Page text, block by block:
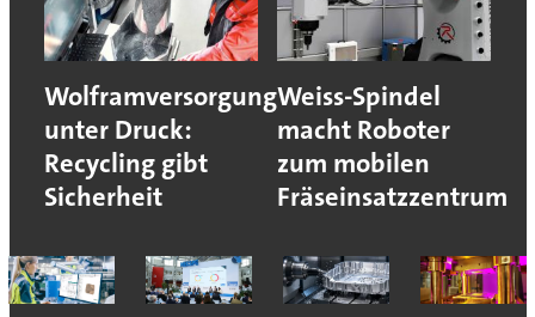
Wolframversorgung
unter Druck:
Recycling gibt
Sicherheit
Weiss-Spindel
macht Roboter
zum mobilen
Fräseinsatzzentrum